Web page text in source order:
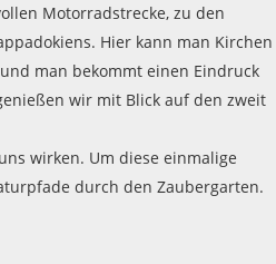
Motorradstrecke, zu den
Hier kann man Kirchen
man bekommt einen Eindruck
wir mit Blick auf den zweit
wirken. Um diese einmalige
durch den Zaubergarten.